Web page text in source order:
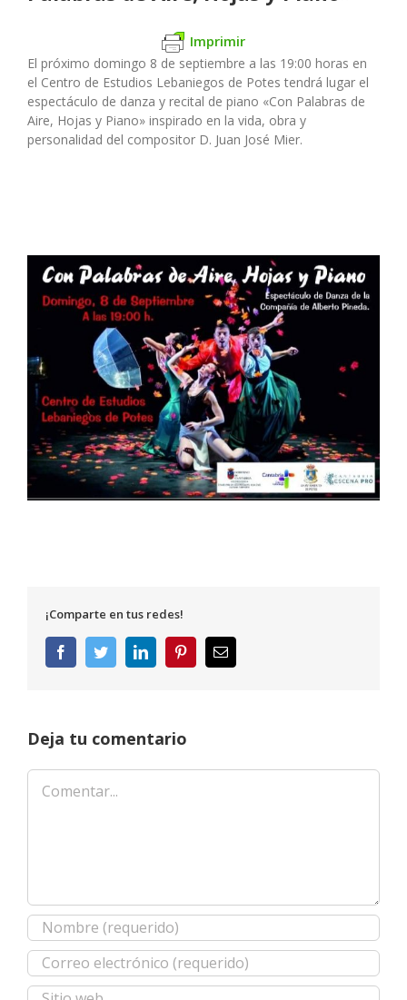
Imprimir
El próximo domingo 8 de septiembre a las 19:00 horas en
el Centro de Estudios Lebaniegos de Potes tendrá lugar el
espectáculo de danza y recital de piano «Con Palabras de
Aire, Hojas y Piano» inspirado en la vida, obra y
personalidad del compositor D. Juan José Mier.
¡Comparte en tus redes!
FacebookTwitterLinkedInPinterestCorreo
electrónico
Deja tu comentario
Comentar